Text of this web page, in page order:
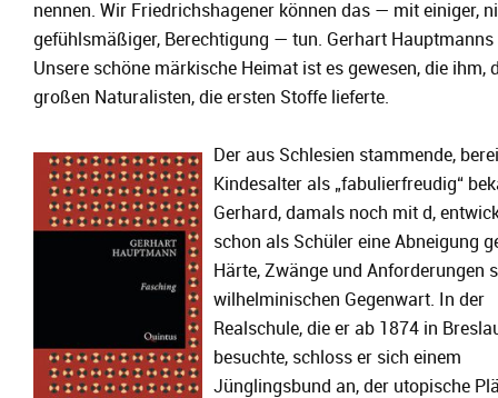
nennen. Wir Friedrichshagener können das — mit einiger,
gefühlsmäßiger, Berechtigung — tun. Gerhart Hauptmanns
Unsere schöne märkische Heimat ist es gewesen, die ihm,
großen Naturalisten, die ersten Stoffe lieferte.
Der aus Schlesien stammende,
Kindesalter als „fabulierfreudig“
Gerhard, damals noch mit d,
schon als Schüler eine Abneigung
Härte, Zwänge und Anforderungen
wilhelminischen Gegenwart. In der
Realschule, die er ab 1874 in
besuchte, schloss er sich einem
Jünglingsbund an, der utopische